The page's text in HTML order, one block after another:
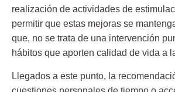
realización de actividades de
permitir que estas mejoras se
que, no se trata de una intervención
hábitos que aporten calidad de vida a
Llegados a este punto, la